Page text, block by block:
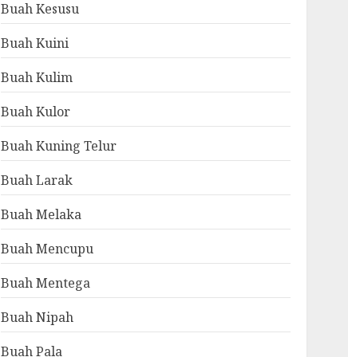
Buah Kesusu
Buah Kuini
Buah Kulim
Buah Kulor
Buah Kuning Telur
Buah Larak
Buah Melaka
Buah Mencupu
Buah Mentega
Buah Nipah
Buah Pala